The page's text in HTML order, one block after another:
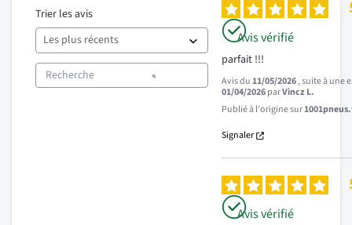
Trier les avis
Avis vérifié
parfait !!!
Avis du11/05/2026, suite à une
01/04/2026parVincz L.
Publié à l'origine sur
Signaler
Avis vérifié